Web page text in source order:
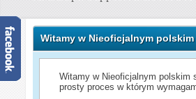
Witamy w Nieoficjalnym
Witamy w Nieoficjalnym polskim
prosty proces w którym